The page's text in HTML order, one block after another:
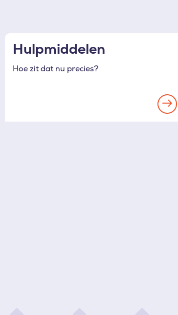
Hulpmiddelen
Hoe zit dat nu precies?